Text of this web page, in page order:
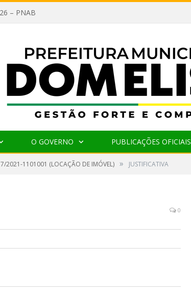
– PNAB
O GOVERNO PUBLICAÇÕES OFICIAIS
7/2021-1101001 (LOCAÇÃO DE IMÓVEL) » JUSTIFICATIVA
0